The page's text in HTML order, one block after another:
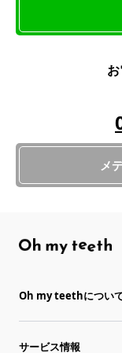
メ
Oh my teethについ
サービス情報